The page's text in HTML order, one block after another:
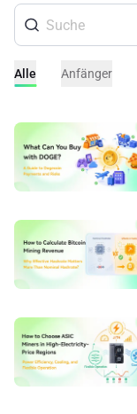
Alle Anfänger